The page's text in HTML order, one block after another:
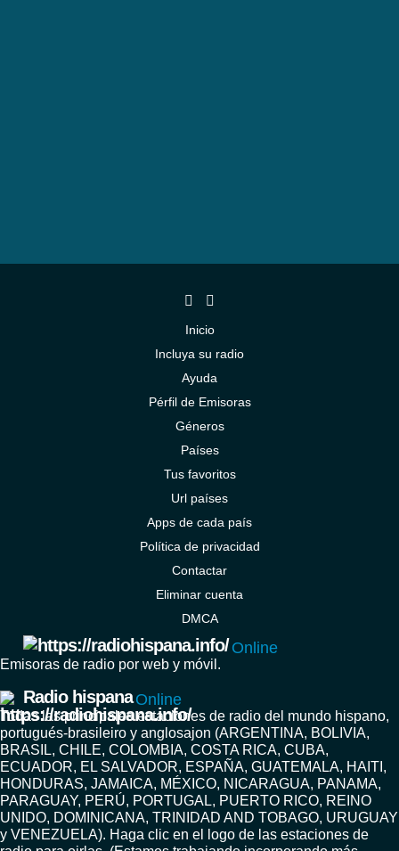
Inicio
Incluya su radio
Ayuda
Pérfil de Emisoras
Géneros
Países
Tus favoritos
Url países
Apps de cada país
Política de privacidad
Contactar
Eliminar cuenta
DMCA
Online
Emisoras de radio por web y móvil.
Radio hispana Online
Todas las principales estaciones de radio del mundo hispano,
portugués-brasileiro y anglosajon (ARGENTINA, BOLIVIA,
BRASIL, CHILE, COLOMBIA, COSTA RICA, CUBA,
ECUADOR, EL SALVADOR, ESPAÑA, GUATEMALA, HAITI,
HONDURAS, JAMAICA, MÉXICO, NICARAGUA, PANAMA,
PARAGUAY, PERÚ, PORTUGAL, PUERTO RICO, REINO
UNIDO, DOMINICANA, TRINIDAD AND TOBAGO, URUGUAY
y VENEZUELA). Haga clic en el logo de las estaciones de